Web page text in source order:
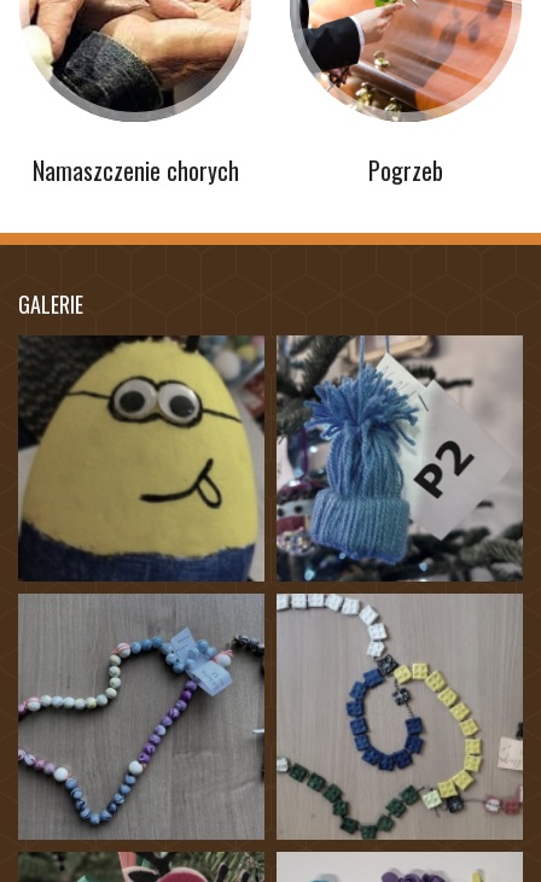
Namaszczenie chorych Pogrzeb
GALERIE